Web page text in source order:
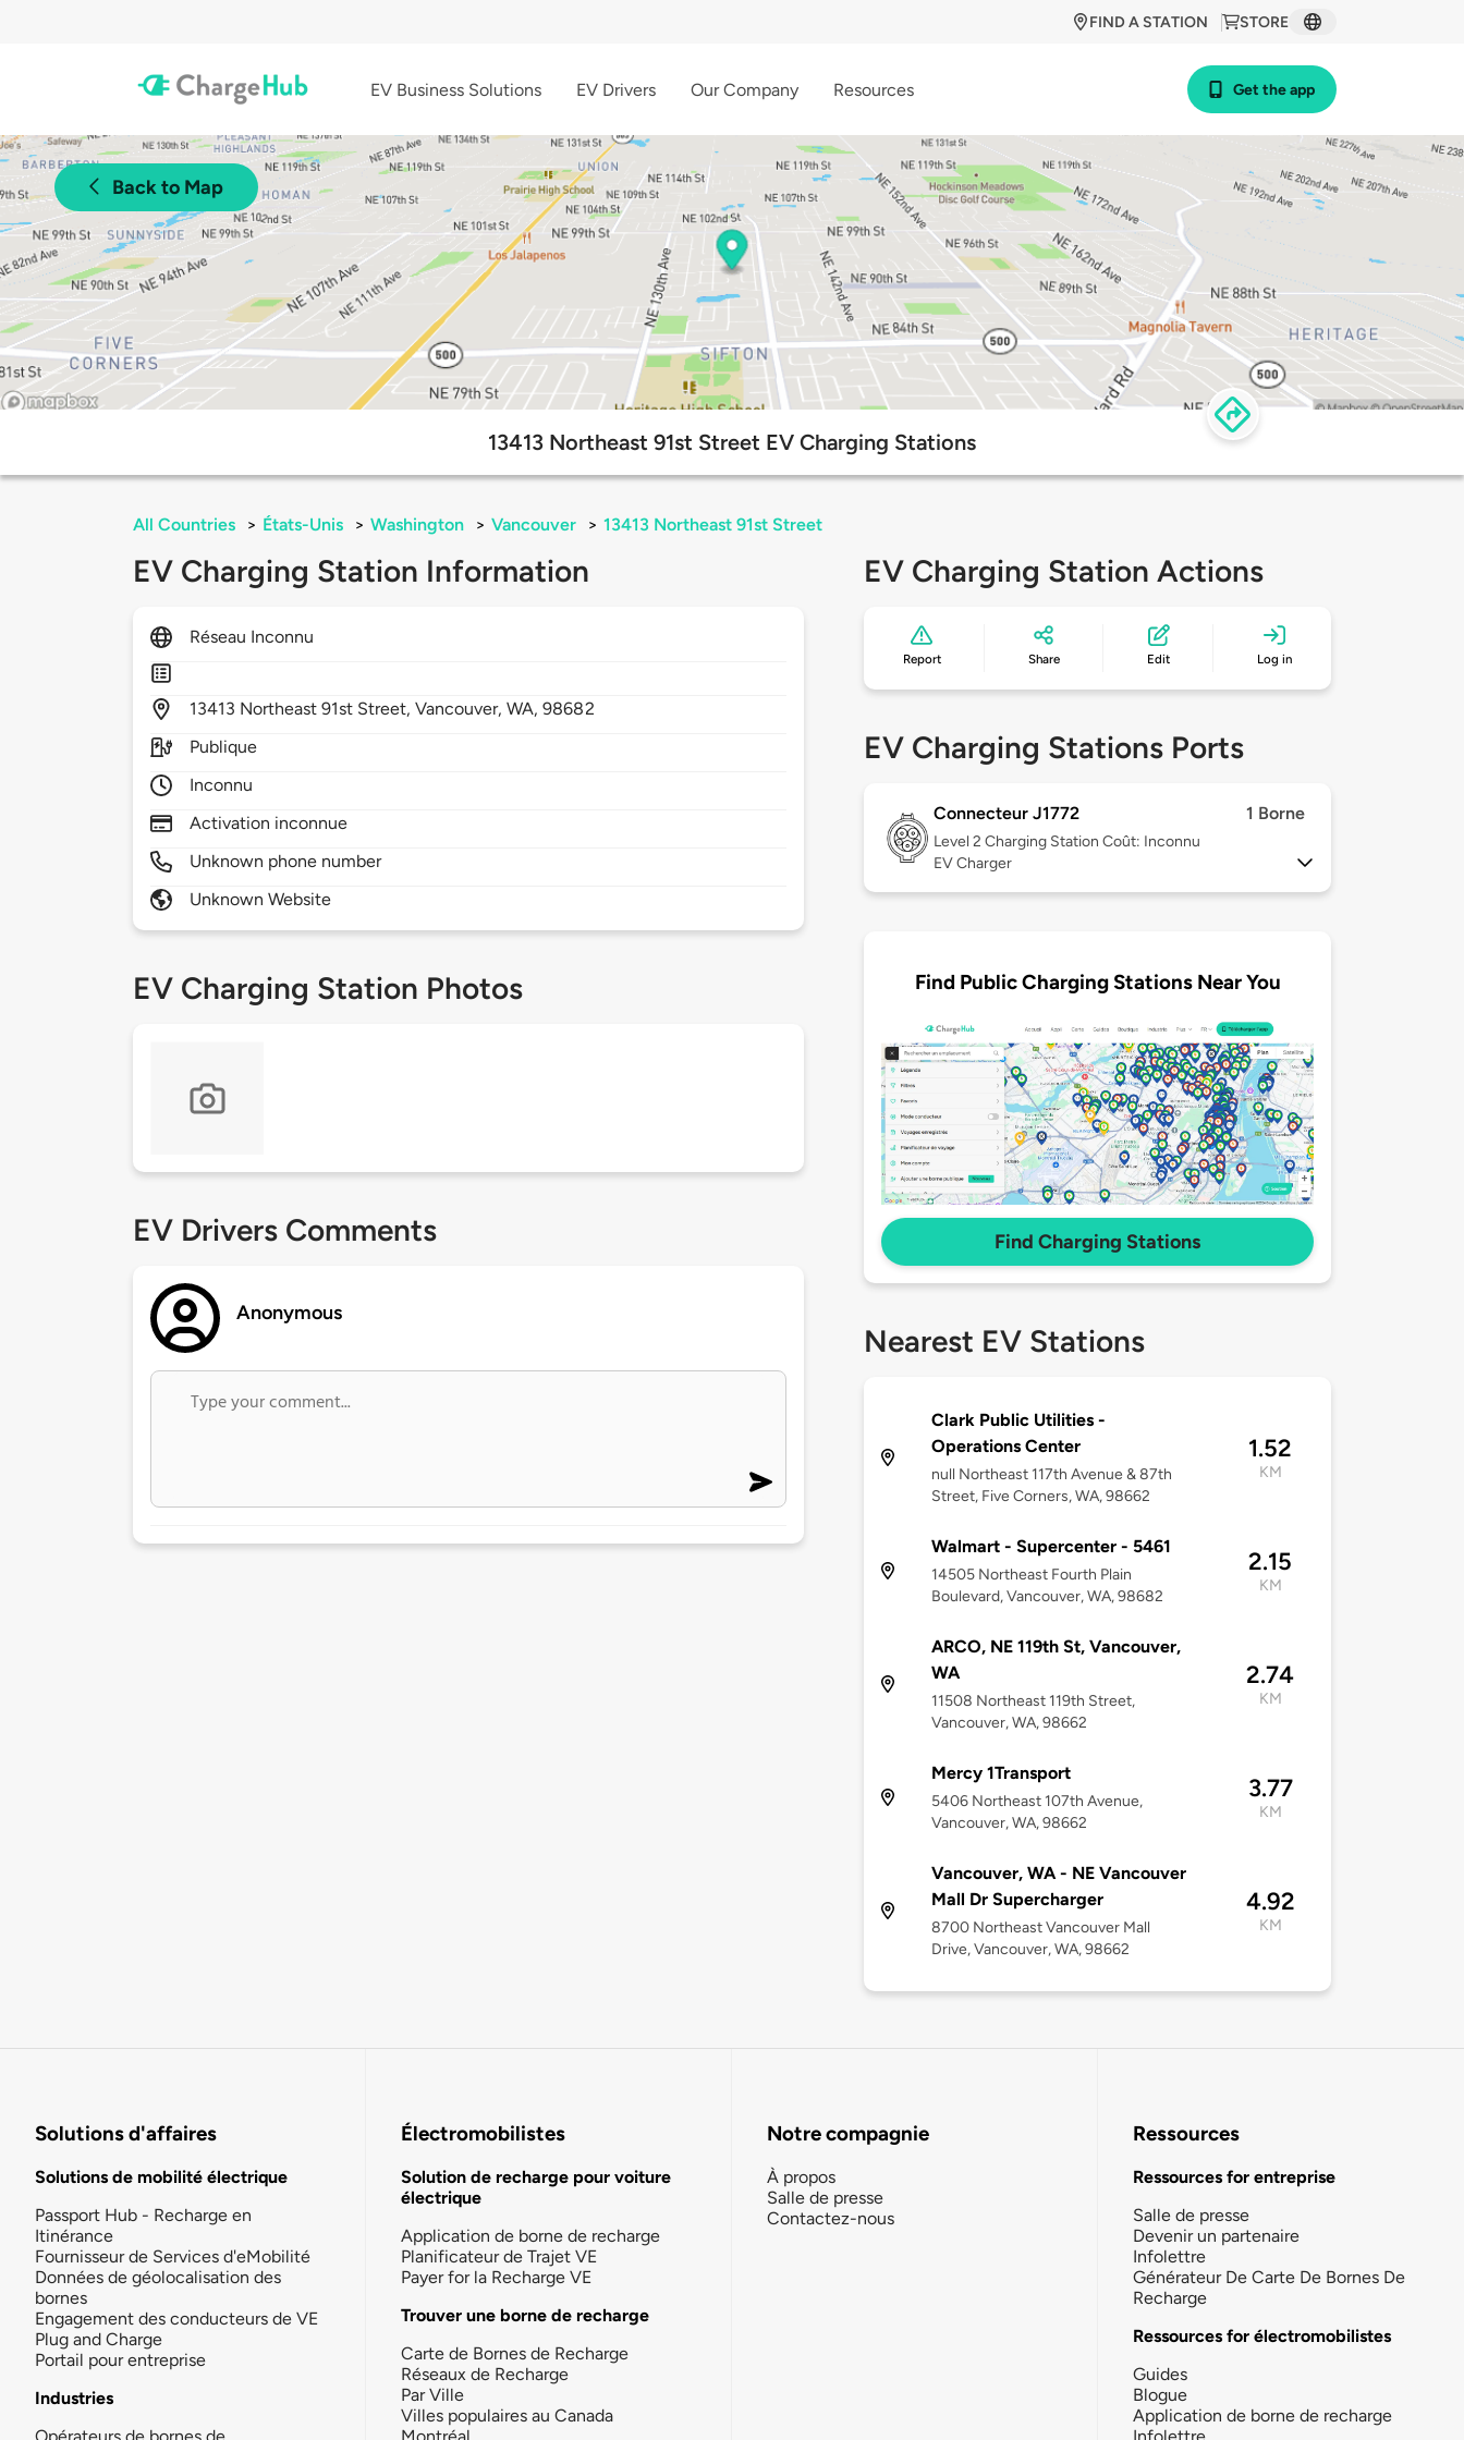
STORE
FIND A STATION
EV Business Solutions EV Drivers Our Company Resources Get the app
Back to Map
13413 Northeast 91st Street EV Charging Stations
All Countries > États-Unis > Washington > Vancouver > 13413 Northeast 91st Street
EV Charging Station Information
Réseau Inconnu
13413 Northeast 91st Street,Vancouver,WA,98682
Publique
Inconnu
Activation inconnue
Unknown phone number
Unknown Website
EV Charging Station Photos
EV Drivers Comments
Anonymous
EV Charging Station Actions
Report Share Edit Log in
EV Charging Stations Ports
Connecteur J1772 1 Borne
Level 2 Charging Station Coût: Inconnu
EV Charger
Find Public Charging Stations Near You
Find Charging Stations
Nearest EV Stations
Clark Public Utilities -
Operations Center
null Northeast 117th Avenue & 87th
Street, Five Corners, WA, 98662
1.52
KM
Walmart - Supercenter - 5461
14505 Northeast Fourth Plain
Boulevard, Vancouver, WA, 98682
2.15
KM
ARCO, NE 119th St, Vancouver,
WA
11508 Northeast 119th Street,
Vancouver, WA, 98662
2.74
KM
Mercy 1Transport
5406 Northeast 107th Avenue,
Vancouver, WA, 98662
3.77
KM
Vancouver, WA - NE Vancouver
Mall Dr Supercharger
8700 Northeast Vancouver Mall
Drive, Vancouver, WA, 98662
4.92
KM
Solutions d'affaires
Solutions de mobilité électrique
Passport Hub - Recharge en
Itinérance
Fournisseur de Services d'eMobilité
Données de géolocalisation des
bornes
Engagement des conducteurs de VE
Plug and Charge
Portail pour entreprise
Industries
Électromobilistes
Solution de recharge pour voiture
électrique
Application de borne de recharge
Planificateur de Trajet VE
Payer for la Recharge VE
Trouver une borne de recharge
Carte de Bornes de Recharge
Réseaux de Recharge
Par Ville
Villes populaires au Canada
Notre compagnie
À propos
Salle de presse
Contactez-nous
Ressources
Ressources for entreprise
Salle de presse
Devenir un partenaire
Infolettre
Générateur De Carte De Bornes De
Recharge
Ressources for électromobilistes
Guides
Blogue
Application de borne de recharge